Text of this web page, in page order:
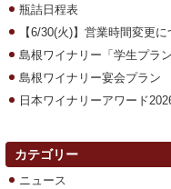
瓶詰日程表
【6/30(火)】営業時間変更に
島根ワイナリー「学生プラン
島根ワイナリー宴会プラン
日本ワイナリーアワード
カテゴリー
ニュース